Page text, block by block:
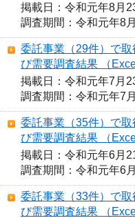
掲載日：令和元年8月
調査期間：令和元年8
委託事業（29件）で
び需要調査結果 （
掲載日：令和元年7月
調査期間：令和元年7
委託事業（35件）で
び需要調査結果 （
掲載日：令和元年6月
調査期間：令和元年6
委託事業（33件）で
び需要調査結果 （